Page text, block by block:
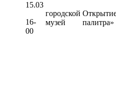
15.03
16-
00
городской
музей